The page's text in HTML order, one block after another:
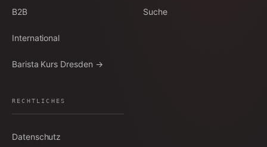
B2B
International
Barista Kurs Dresden →
Suche
RECHTLICHES
Datenschutz